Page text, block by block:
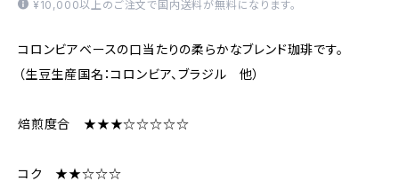
¥10,000以上のご注文で国内送料が無料になります。
コロンビアベースの口当たりの柔らかなブレンド珈琲です。
（生豆生産国名：コロンビア、ブラジル 他）
焙煎度合 ★★★☆☆☆☆☆
コク ★★☆☆☆